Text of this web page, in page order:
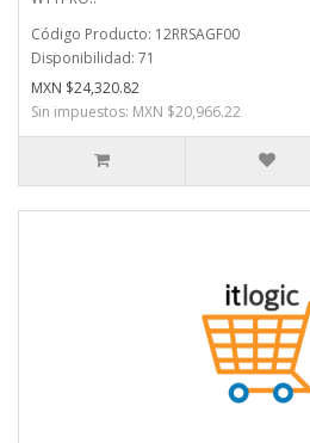
Código Producto: 12RRSAGF00
Disponibilidad: 71
MXN $24,320.82
Sin impuestos: MXN $20,966.22